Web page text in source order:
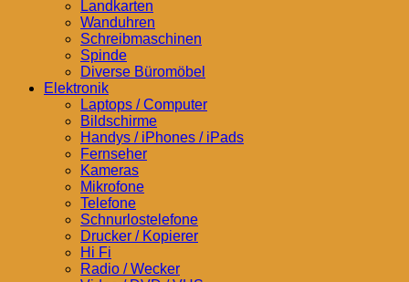
Landkarten
Wanduhren
Schreibmaschinen
Spinde
Diverse Büromöbel
Elektronik
Laptops / Computer
Bildschirme
Handys / iPhones / iPads
Fernseher
Kameras
Mikrofone
Telefone
Schnurlostelefone
Drucker / Kopierer
Hi Fi
Radio / Wecker